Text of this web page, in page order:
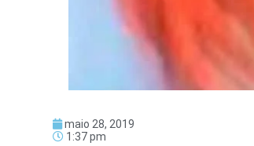
maio 28, 2019
1:37 pm